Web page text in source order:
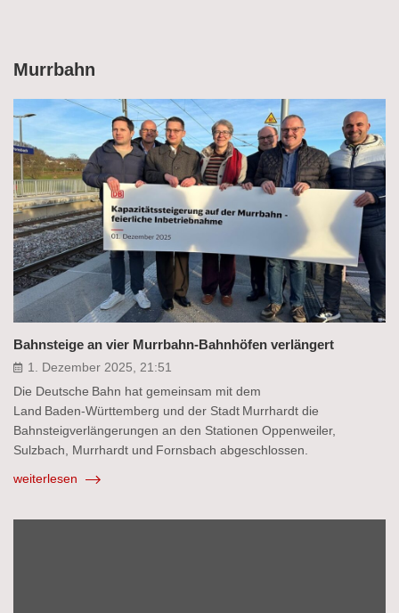
Murrbahn
Bahnsteige an vier Murrbahn-Bahnhöfen verlängert
1. Dezember 2025, 21:51
Die Deutsche Bahn hat gemeinsam mit dem
Land Baden‑Württemberg und der Stadt Murrhardt die
Bahnsteigverlängerungen an den Stationen Oppenweiler,
Sulzbach, Murrhardt und Fornsbach abgeschlossen.
weiterlesen